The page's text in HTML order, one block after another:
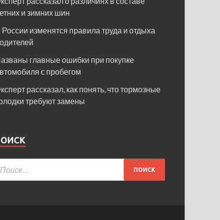
и зимних шин
России изменятся правила труда и отдыха
главные ошибки при покупке
с пробегом
рассказал, как понять, что тормозные
требуют замены